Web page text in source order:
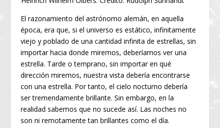
El razonamiento del astrónomo alemán, en aquella
época, era que, si el universo es estático, infinitamente
viejo y poblado de una cantidad infinita de estrellas, sin
importar hacia donde miremos, deberíamos ver una
estrella. Tarde o temprano, sin importar en qué
dirección miremos, nuestra vista debería encontrarse
con una estrella. Por tanto, el cielo nocturno debería
ser tremendamente brillante. Sin embargo, en la
realidad sabemos que no sucede así. Las noches no
son ni remotamente tan brillantes como el día.